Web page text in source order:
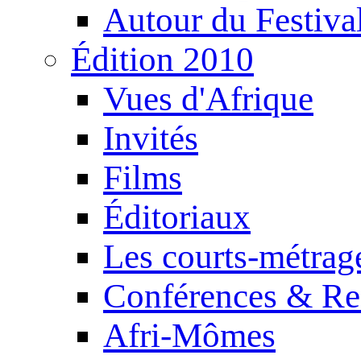
Autour du
Édition 2010
Vues d'Afrique
Invités
Films
Éditoriaux
Les courts-
Conférences &
Afri-Mômes